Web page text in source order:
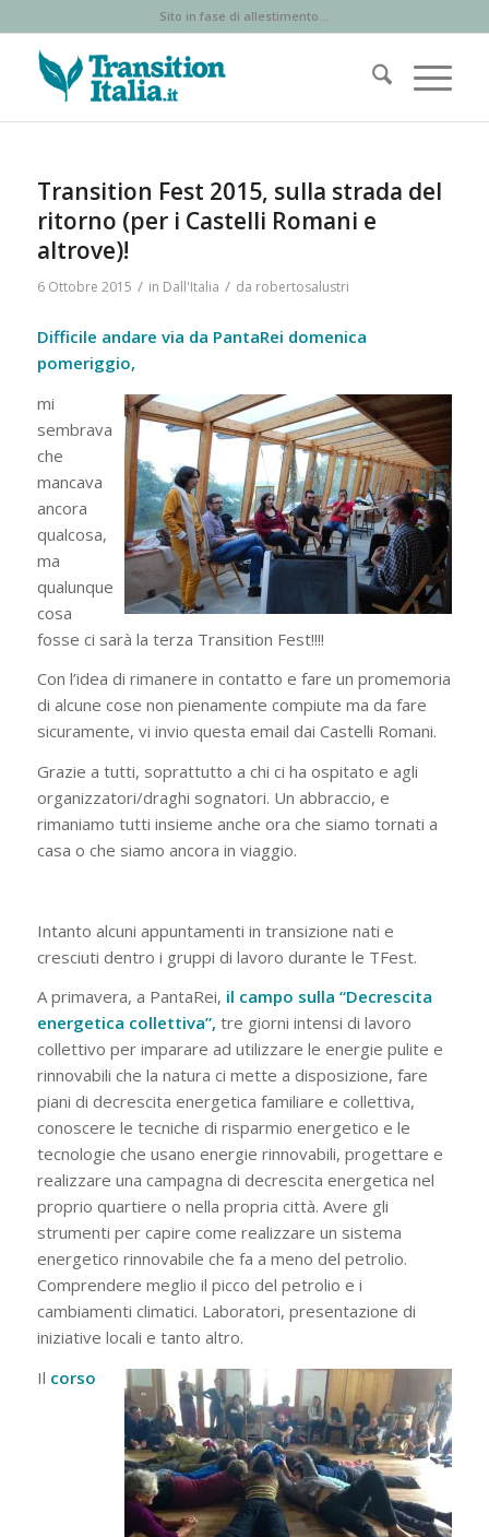
Sito in fase di allestimento...
Transition Fest 2015, sulla strada del
ritorno (per i Castelli Romani e
altrove)!
6 Ottobre 2015 / in Dall'Italia / da robertosalustri
Difficile andare via da PantaRei domenica
pomeriggio,
mi
sembrava
che
mancava
ancora
qualcosa,
ma
qualunque
cosa
fosse ci sarà la terza Transition Fest!!!!
Con l’idea di rimanere in contatto e fare un promemoria
di alcune cose non pienamente compiute ma da fare
sicuramente, vi invio questa email dai Castelli Romani.
Grazie a tutti, soprattutto a chi ci ha ospitato e agli
organizzatori/draghi sognatori. Un abbraccio, e
rimaniamo tutti insieme anche ora che siamo tornati a
casa o che siamo ancora in viaggio.
Intanto alcuni appuntamenti in transizione nati e
cresciuti dentro i gruppi di lavoro durante le TFest.
A primavera, a PantaRei, il campo sulla “Decrescita
energetica collettiva”, tre giorni intensi di lavoro
collettivo per imparare ad utilizzare le energie pulite e
rinnovabili che la natura ci mette a disposizione, fare
piani di decrescita energetica familiare e collettiva,
conoscere le tecniche di risparmio energetico e le
tecnologie che usano energie rinnovabili, progettare e
realizzare una campagna di decrescita energetica nel
proprio quartiere o nella propria città. Avere gli
strumenti per capire come realizzare un sistema
energetico rinnovabile che fa a meno del petrolio.
Comprendere meglio il picco del petrolio e i
cambiamenti climatici. Laboratori, presentazione di
iniziative locali e tanto altro.
Il corso